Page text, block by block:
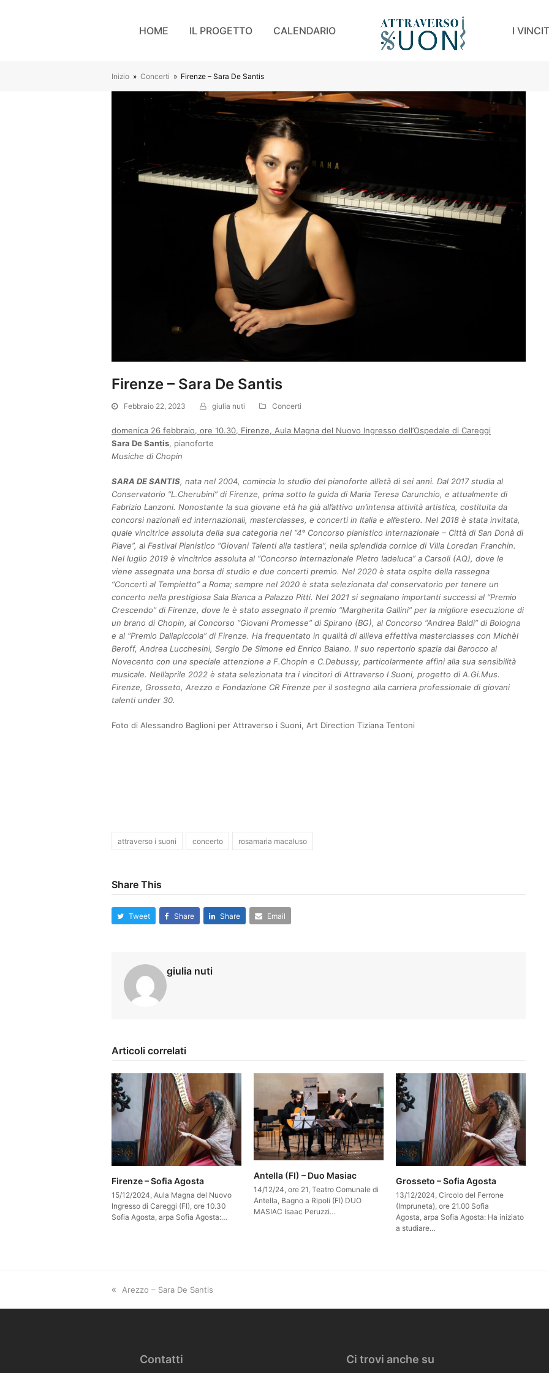
HOME IL PROGETTO CALENDARIO I
Inizio » Concerti » Firenze – Sara De Santis
Firenze – Sara De Santis
Febbraio 22, 2023 giulia nuti Concerti
domenica 26 febbraio, ore 10.30, Firenze, Aula Magna del Nuovo Ingresso dell’Ospedale di Careggi
Sara De Santis, pianoforte
Musiche di Chopin
SARA DE SANTIS, nata nel 2004, comincia lo studio del pianoforte all’età di sei anni. Dal 2017 studia al
Conservatorio “L.Cherubini” di Firenze, prima sotto la guida di Maria Teresa Carunchio, e attualmente di
Fabrizio Lanzoni. Nonostante la sua giovane età ha già all’attivo un’intensa attività artistica, costituita da
concorsi nazionali ed internazionali, masterclasses, e concerti in Italia e all’estero. Nel 2018 è stata invitata,
quale vincitrice assoluta della sua categoria nel “4° Concorso pianistico internazionale – Città di San Donà di
Piave”, al Festival Pianistico “Giovani Talenti alla tastiera”, nella splendida cornice di Villa Loredan Franchin.
Nel luglio 2019 è vincitrice assoluta al “Concorso Internazionale Pietro Iadeluca” a Carsoli (AQ), dove le
viene assegnata una borsa di studio e due concerti premio. Nel 2020 è stata ospite della rassegna
“Concerti al Tempietto” a Roma; sempre nel 2020 è stata selezionata dal conservatorio per tenere un
concerto nella prestigiosa Sala Bianca a Palazzo Pitti. Nel 2021 si segnalano importanti successi al “Premio
Crescendo” di Firenze, dove le è stato assegnato il premio “Margherita Gallini” per la migliore esecuzione di
un brano di Chopin, al Concorso “Giovani Promesse” di Spirano (BG), al Concorso “Andrea Baldi” di Bologna
e al “Premio Dallapiccola” di Firenze. Ha frequentato in qualità di allieva effettiva masterclasses con Michèl
Beroff, Andrea Lucchesini, Sergio De Simone ed Enrico Baiano. Il suo repertorio spazia dal Barocco al
Novecento con una speciale attenzione a F.Chopin e C.Debussy, particolarmente affini alla sua sensibilità
musicale. Nell’aprile 2022 è stata selezionata tra i vincitori di Attraverso I Suoni, progetto di A.Gi.Mus.
Firenze, Grosseto, Arezzo e Fondazione CR Firenze per il sostegno alla carriera professionale di giovani
talenti under 30.
Foto di Alessandro Baglioni per Attraverso i Suoni, Art Direction Tiziana Tentoni
attraverso i suoni concerto rosamaria macaluso
Share This
Tweet Share Share Email
giulia nuti
Articoli correlati
Firenze – Sofia Agosta
15/12/2024, Aula Magna del Nuovo
Ingresso di Careggi (FI), ore 10.30
Sofia Agosta, arpa Sofia Agosta:…
Antella (FI) – Duo Masiac
14/12/24, ore 21, Teatro Comunale di
Antella, Bagno a Ripoli (FI) DUO
MASIAC Isaac Peruzzi…
Grosseto – Sofia Agosta
13/12/2024, Circolo del Ferrone
(Impruneta), ore 21.00 Sofia
Agosta, arpa Sofia Agosta: Ha iniziato
a studiare…
previous
Arezzo – Sara De Santis
Contatti Ci trovi anche su